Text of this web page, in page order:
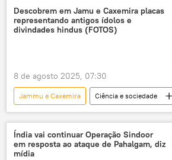
recursos minerais
minerais
minerais críticos
Economia
Descobrem em Jamu e Caxemira placas
representando antigos ídolos e
divindades hindus (FOTOS)
8 de agosto 2025, 07:30
Jammu e Caxemira
Ciência e sociedade
hindu
Arqueologia
artefatos
Índia
ídolos religião
Índia vai continuar Operação Sindoor
em resposta ao ataque de Pahalgam, diz
mídia